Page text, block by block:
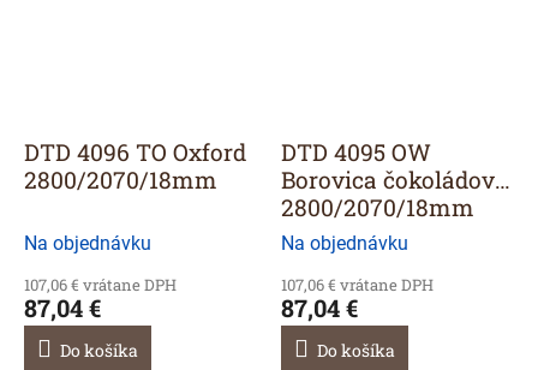
DTD 4096 TO Oxford
2800/2070/18mm
Na objednávku
107,06 € vrátane DPH
87,04 €
Do košíka
DTD 4095 OW
Borovica čokoládová
2800/2070/18mm
Na objednávku
107,06 € vrátane DPH
87,04 €
Do košíka